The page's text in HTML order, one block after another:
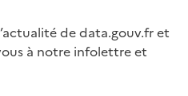
de data.gouv.fr et
à notre infolettre et